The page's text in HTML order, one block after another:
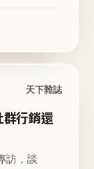
天下雜誌
行銷還
訪，談